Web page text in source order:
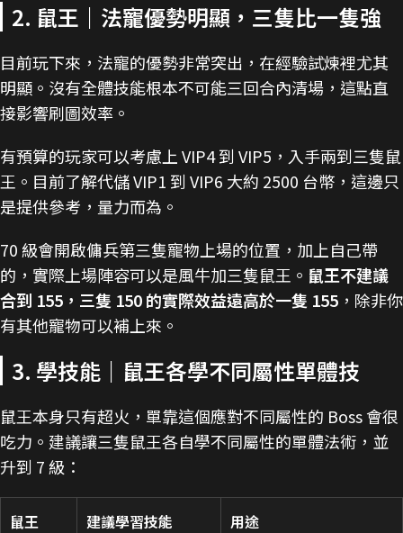
2. 鼠王｜法寵優勢明顯，三隻比一隻強
目前玩下來，法寵的優勢非常突出，在經驗試煉裡尤其
明顯。沒有全體技能根本不可能三回合內清場，這點直
接影響刷圖效率。
有預算的玩家可以考慮上 VIP4 到 VIP5，入手兩到三隻鼠
王。目前了解代儲 VIP1 到 VIP6 大約 2500 台幣，這邊只
是提供參考，量力而為。
70 級會開啟傭兵第三隻寵物上場的位置，加上自己帶
的，實際上場陣容可以是風牛加三隻鼠王。 鼠王不建議
合到 155，三隻 150 的實際效益遠高於一隻 155 ，除非你
有其他寵物可以補上來。
3. 學技能｜鼠王各學不同屬性單體技
鼠王本身只有超火，單靠這個應對不同屬性的 Boss 會很
吃力。建議讓三隻鼠王各自學不同屬性的單體法術，並
升到 7 級：
鼠王 建議學習技能 用途